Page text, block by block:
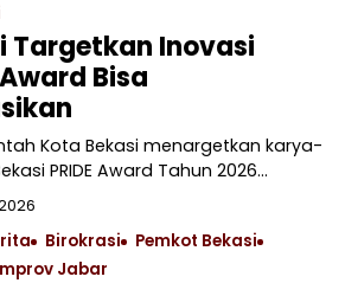
Targetkan Inovasi
Bisa
Kota Bekasi menargetkan karya-
PRIDE Award Tahun 2026…
Birokrasi
Pemkot Bekasi
Jabar